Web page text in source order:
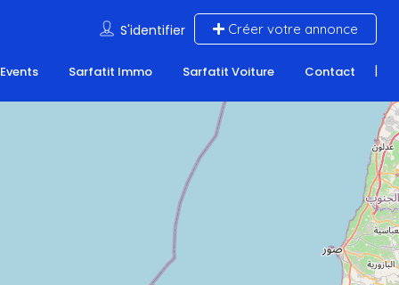
S'identifier Créer votre annonce
Sarfatit Immo Sarfatit Voiture Contact